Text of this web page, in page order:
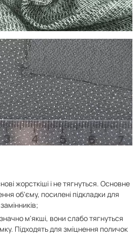
жорсткіші і не тягнуться. Основне
об'єму, посилені підкладки для
м'якші, вони слабо тягнуться
Підходять для зміцнення поличок